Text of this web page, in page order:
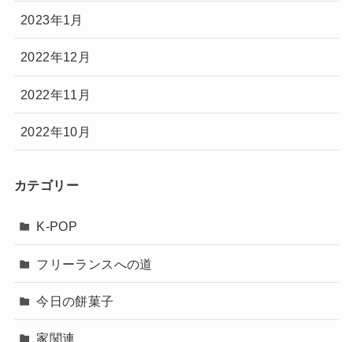
2023年1月
2022年12月
2022年11月
2022年10月
カテゴリー
K-POP
フリーランスへの道
今日の餅菓子
家関連